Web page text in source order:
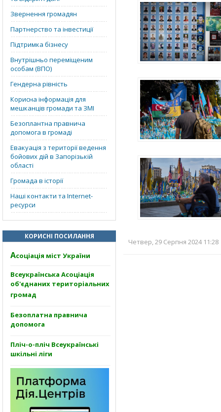
Звернення громадян
Партнерство та інвестиції
Підтримка бізнесу
Внутрішньо переміщеним
особам (ВПО)
Гендерна рівність
Корисна інформація для
мешканців громади та ЗМІ
Безоплантна правнича
допомога в громаді
Евакуація з території ведення
бойових дій в Запорізькій
області
Громада в історії
Наші контакти та Internet-
ресурси
КОРИСНІ ПОСИЛАННЯ
Асоціація міст України
Всеукраїнська Асоціація
об'єднаних територіальних
громад
Безоплатна правнича
допомога
Пліч-о-пліч Всеукраїнські
шкільні ліги
Четвер, 29 Серпня 2024 11:28